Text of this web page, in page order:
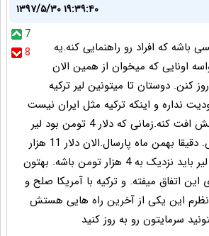
۱۳۹۷/۵/۳۰ ۱۹:۳۹:۴۰
7
8
باشه که افراد رو راهنمایی کنه.یه
اونایی که میخوان از همین الان
کنن. دوستان تا میتونین لیر ترکیه
نداره و اینکه ترکیه مثل ایران نیست
که بزاره ارزش پولش افت کنه.زمانی که دلار 4 تومن بود لیر
ترکیه 1300 بودش. دقیقا بهمن ماه پارسال.الان دلار 11 هزار
تومنه پس ارزش لیر باید نزدیک به 4 هزار تومن باشه. بهتون
اتفاق میفته. و ترکیه با آمریکا صلح و
این یکی از آخرین راه هایی هستش
سرمایتون رو به روز کنید